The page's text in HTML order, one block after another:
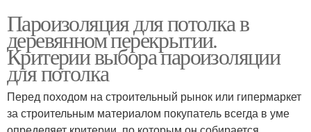
Пароизоляция для потолка в
деревянном перекрытии.
Критерии выбора пароизоляции
для потолка
Перед походом на строительный рынок или гипермаркет
за строительным материалом покупатель всегда в уме